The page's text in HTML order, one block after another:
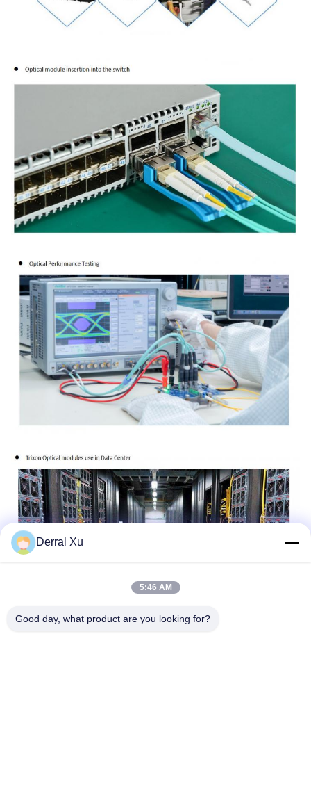
Derral Xu
5:46 AM
Good day, what product are you looking for?